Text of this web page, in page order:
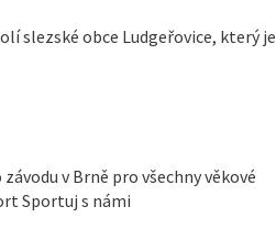
slezské obce Ludgeřovice, který je
v Brně pro všechny věkové
Sportuj s námi